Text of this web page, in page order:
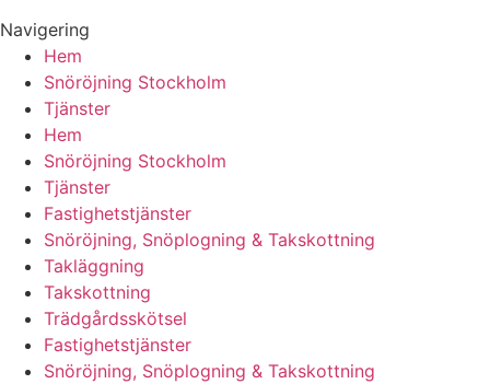
Navigering
Hem
Snöröjning Stockholm
Tjänster
Hem
Snöröjning Stockholm
Tjänster
Fastighetstjänster
Snöröjning, Snöplogning & Takskottning
Takläggning
Takskottning
Trädgårdsskötsel
Fastighetstjänster
Snöröjning, Snöplogning & Takskottning